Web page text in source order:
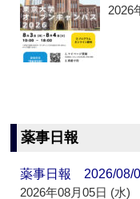
2026
薬事日報
薬事日報 2026/08/
2026年08月05日 (水)